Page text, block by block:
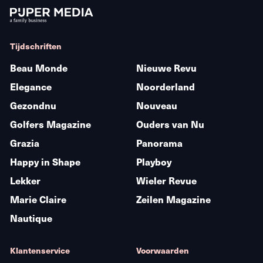
Tijdschriften
Beau Monde
Elegance
Gezondnu
Golfers Magazine
Grazia
Happy in Shape
Lekker
Marie Claire
Nautique
Nieuwe Revu
Noorderland
Nouveau
Ouders van Nu
Panorama
Playboy
Wieler Revue
Zeilen Magazine
Klantenservice Voorwaarden